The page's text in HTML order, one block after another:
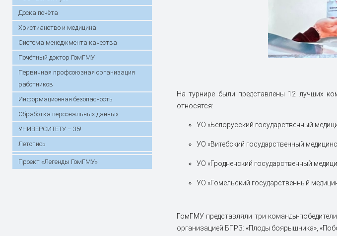
Доска почёта
Христианство и медицина
Система менеджмента качества
Почётный доктор ГомГМУ
Первичная профсоюзная организация
работников
Информационная безопасность
Обработка персональных данных
УНИВЕРСИТЕТУ – 35!
Летопись
Проект «Легенды ГомГМУ»
На турнире были представлены 12 лучших
относятся:
УО «Белорусский государственный
УО «Витебский государственный
УО «Гродненский государственный
УО «Гомельский государственный
ГомГМУ представляли три команды-
организацией БПРЗ: «Плоды боярышника»,